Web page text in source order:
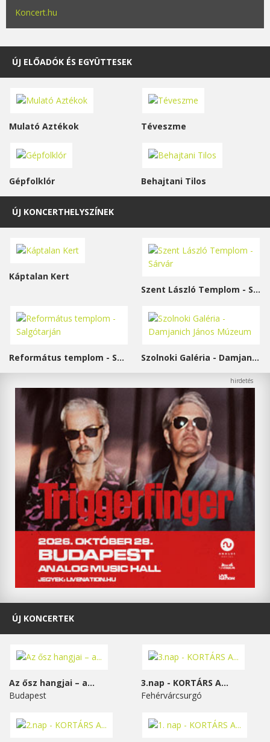
Koncert.hu
ÚJ ELŐADÓK ÉS EGYÜTTESEK
Mulató Aztékok Téveszme
Gépfolklór Behajtani Tilos
ÚJ KONCERTHELYSZÍNEK
Káptalan Kert
Szent László Templom - Sárvár
Református templom - Salgótarján Szolnoki Galéria - Damjanich János Múzeum
ÚJ KONCERTEK
Az ősz hangjai – a...
Budapest
3.nap - KORTÁRS A...
Fehérvárcsurgó